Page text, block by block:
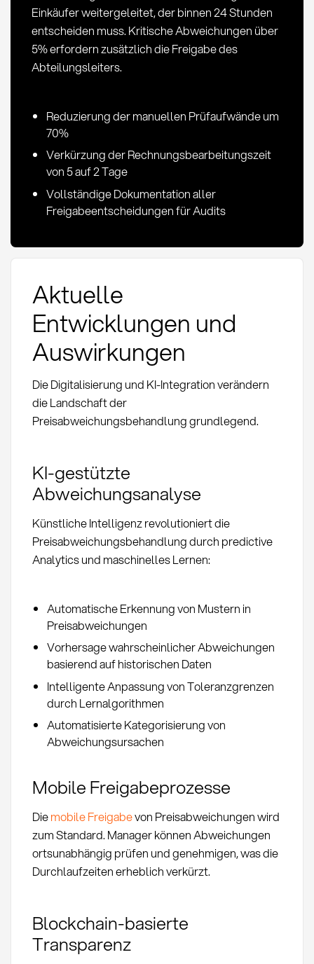
Einkäufer weitergeleitet, der binnen 24 Stunden
entscheiden muss. Kritische Abweichungen über
5% erfordern zusätzlich die Freigabe des
Abteilungsleiters.
Reduzierung der manuellen Prüfaufwände um
70%
Verkürzung der Rechnungsbearbeitungszeit
von 5 auf 2 Tage
Vollständige Dokumentation aller
Freigabeentscheidungen für Audits
Aktuelle
Entwicklungen und
Auswirkungen
Die Digitalisierung und KI-Integration verändern
die Landschaft der
Preisabweichungsbehandlung grundlegend.
KI-gestützte
Abweichungsanalyse
Künstliche Intelligenz revolutioniert die
Preisabweichungsbehandlung durch predictive
Analytics und maschinelles Lernen:
Automatische Erkennung von Mustern in
Preisabweichungen
Vorhersage wahrscheinlicher Abweichungen
basierend auf historischen Daten
Intelligente Anpassung von Toleranzgrenzen
durch Lernalgorithmen
Automatisierte Kategorisierung von
Abweichungsursachen
Mobile Freigabeprozesse
Diemobile Freigabevon Preisabweichungen wird
zum Standard. Manager können Abweichungen
ortsunabhängig prüfen und genehmigen, was die
Durchlaufzeiten erheblich verkürzt.
Blockchain-basierte
Transparenz